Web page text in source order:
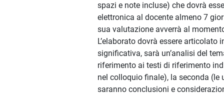
spazi e note incluse) che dovrà
elettronica al docente almeno 7
sua valutazione avverrà al
L’elaborato dovrà essere articolato
significativa, sarà un’analisi del
riferimento ai testi di riferimento
nel colloquio finale), la seconda (le
saranno conclusioni e